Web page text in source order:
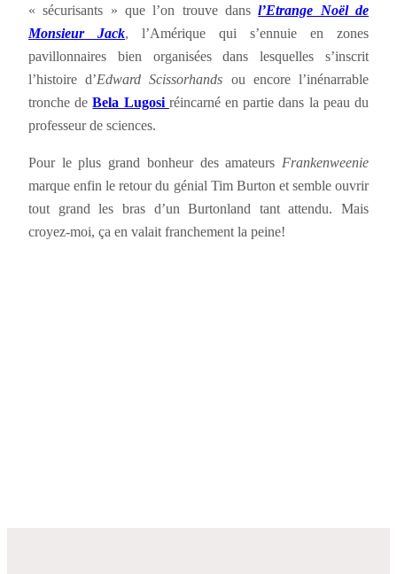
« sécurisants » que l’on trouve dansl’Etrange Noël de
Monsieur Jack, l’Amérique qui s’ennuie en zones
pavillonnaires bien organisées dans lesquelles s’inscrit
l’histoire d’Edward Scissorhands ou encore l’inénarrable
tronche deBela Lugosi réincarné en partie dans la peau du
professeur de sciences.
Pour le plus grand bonheur des amateurs Frankenweenie
marque enfin le retour du génial Tim Burton et semble ouvrir
tout grand les bras d’un Burtonland tant attendu. Mais
croyez-moi, ça en valait franchement la peine!